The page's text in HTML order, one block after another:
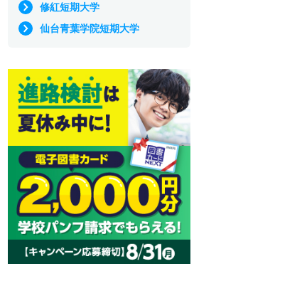
修紅短期大学
仙台青葉学院短期大学